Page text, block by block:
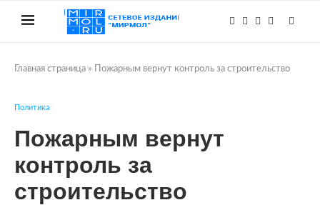
Главная страница » Пожарным вернут контроль за строительство
Политика
Пожарным вернут
контроль за
строительство